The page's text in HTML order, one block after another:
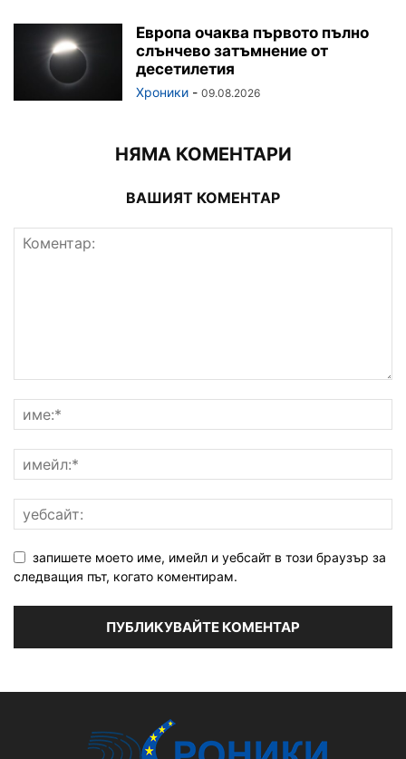
Европа очаква първото пълно
слънчево затъмнение от
десетилетия
Хроники - 09.08.2026
НЯМА КОМЕНТАРИ
ВАШИЯТ КОМЕНТАР
запишете моето име, имейл и уебсайт в този браузър за
следващия път, когато коментирам.